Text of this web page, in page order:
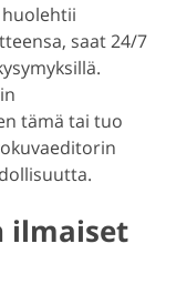
huolehtii
saat 24/7
tämä tai tuo
ilmaiset